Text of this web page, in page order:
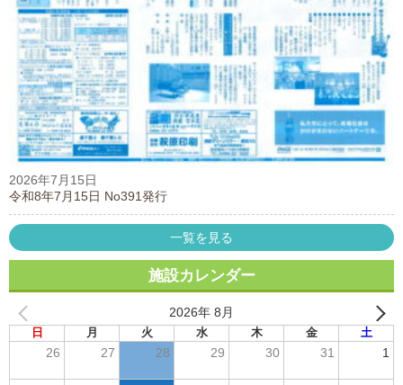
2026年7月15日
令和8年7月15日 No391発行
一覧を見る
施設カレンダー
2026年 8月
日 月 火 水 木 金 土
26 27 28 29 30 31 1